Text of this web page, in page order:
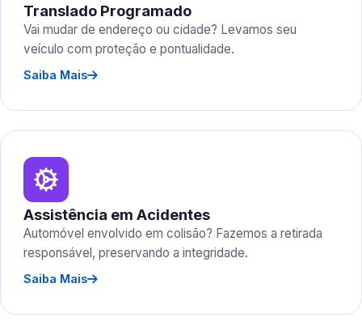
Translado Programado
Vai mudar de endereço ou cidade? Levamos seu
veículo com proteção e pontualidade.
Saiba Mais
Assistência em Acidentes
Automóvel envolvido em colisão? Fazemos a retirada
responsável, preservando a integridade.
Saiba Mais